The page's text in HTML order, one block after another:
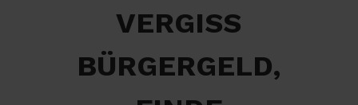
VERGISS
BÜRGERGELD,